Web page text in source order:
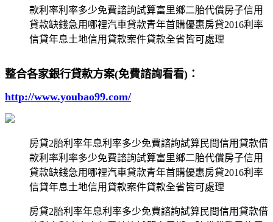
款利率利率多少免費諮詢試算富里鄉二胎代償房子信用
貸款缺錢急用哪裡汽車貸款青年首購優惠房貸2016利率
信貸年息土地信用貸款案件貸款全省皆可處理
整合各家銀行貸款方案(免費諮詢看看)：
http://www.youbao99.com/
房貸2胎利率年息利率多少免費諮詢試算民間信用貸款借
款利率利率多少免費諮詢試算富里鄉二胎代償房子信用
貸款缺錢急用哪裡汽車貸款青年首購優惠房貸2016利率
信貸年息土地信用貸款案件貸款全省皆可處理
房貸2胎利率年息利率多少免費諮詢試算民間信用貸款借